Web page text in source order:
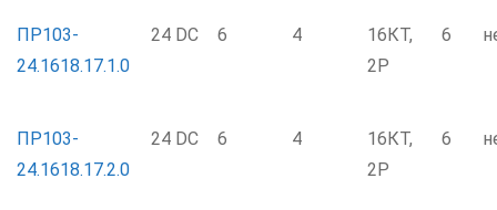
ПР103-
24.1618.17.1.0
24 DC 6 4
16КТ,
2P
6
ПР103-
24.1618.17.2.0
24 DC 6 4
16КТ,
2P
6